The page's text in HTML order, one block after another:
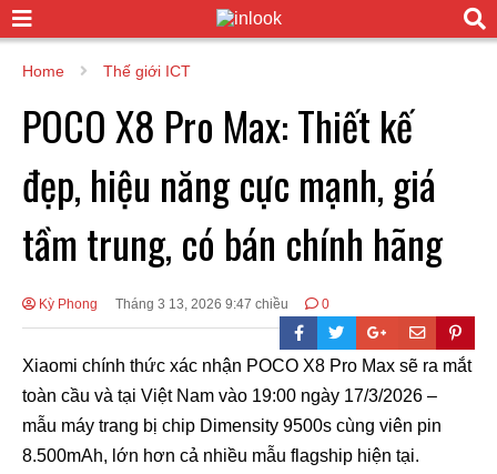
Home Thế giới ICT
POCO X8 Pro Max: Thiết kế
đẹp, hiệu năng cực mạnh, giá
tầm trung, có bán chính hãng
Kỳ Phong Tháng 3 13, 2026 9:47 chiều 0
Xiaomi chính thức xác nhận POCO X8 Pro Max sẽ ra mắt
toàn cầu và tại Việt Nam vào 19:00 ngày 17/3/2026 –
mẫu máy trang bị chip Dimensity 9500s cùng viên pin
8.500mAh, lớn hơn cả nhiều mẫu flagship hiện tại.